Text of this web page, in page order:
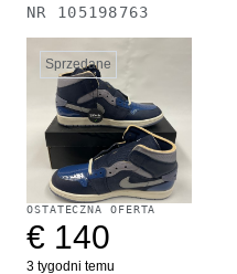
NR 105198763
Sprzedane
OSTATECZNA OFERTA
€ 140
3 tygodni temu